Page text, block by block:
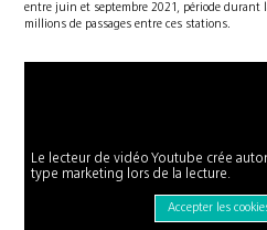
entre juin et septembre 2021, période durant
millions de passages entre ces stations.
Le lecteur de vidéo Youtube crée
type marketing lors de la lecture.
Accepter les